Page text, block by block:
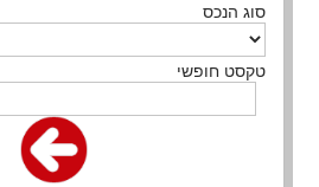
סוג הנכס
טקסט חופשי